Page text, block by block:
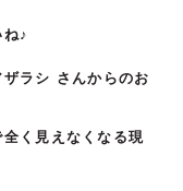
♪
ラシ さんからのお
全く見えなくなる現